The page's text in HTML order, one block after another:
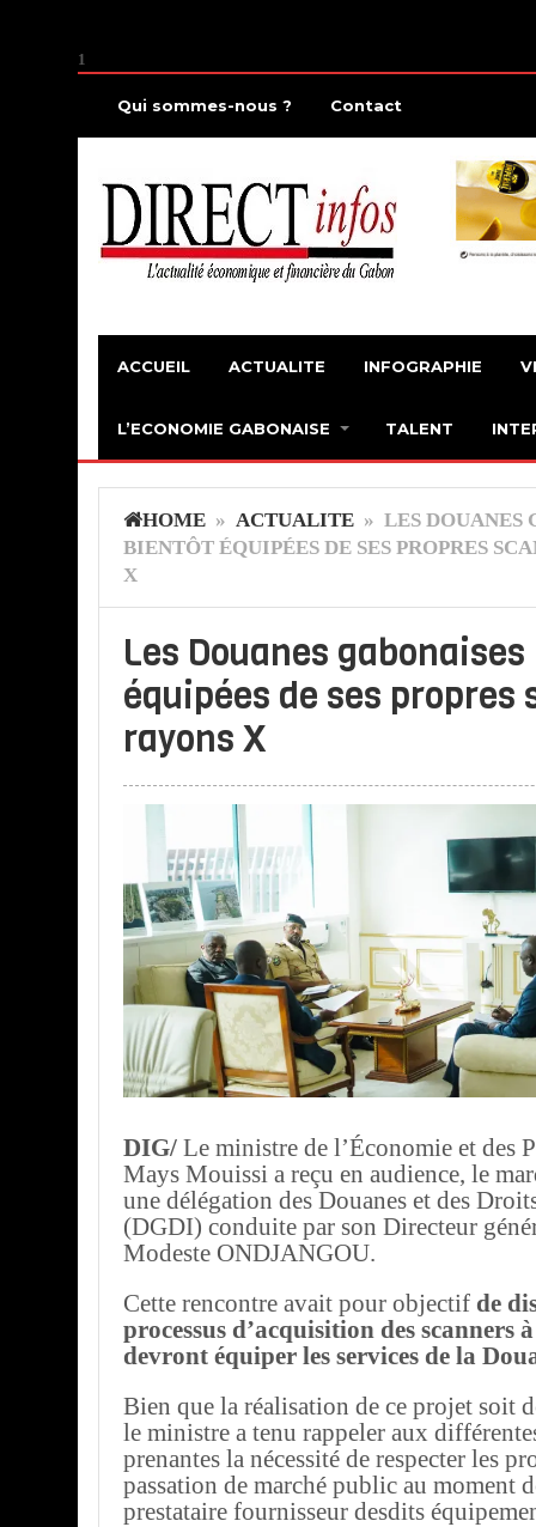
1
Qui sommes-nous ? Contact
ACCUEIL ACTUALITE INFOGRAPHIE
L’ECONOMIE GABONAISE TALENT
HOME » ACTUALITE » LES DOUANES
BIENTÔT ÉQUIPÉES DE SES PROPRES
X
Les Douanes
équipées de ses propres
rayons X
DIG/ Le ministre de l’Économie et des
Mays Mouissi a reçu en audience, le
une délégation des Douanes et des
(DGDI) conduite par son Directeur
Modeste ONDJANGOU.
Cette rencontre avait pour objectif de
processus d’acquisition des scanners
devront équiper les services de la
Bien que la réalisation de ce projet soit
le ministre a tenu rappeler aux
prenantes la nécessité de respecter les
passation de marché public au moment
prestataire fournisseur desdits